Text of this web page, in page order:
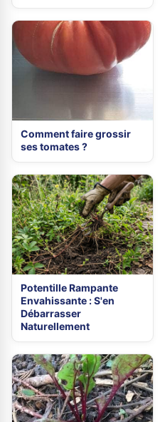
Comment faire grossir
ses tomates ?
Potentille Rampante
Envahissante : S'en
Débarrasser
Naturellement